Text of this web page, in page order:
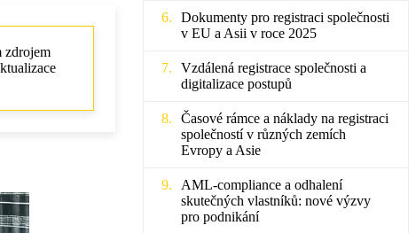
zdrojem
Dokumenty pro registraci společnosti
v EU a Asii v roce 2025
Vzdálená registrace společnosti a
digitalizace postupů
Časové rámce a náklady na registraci
společností v různých zemích
Evropy a Asie
AML-compliance a odhalení
skutečných vlastníků: nové výzvy
pro podnikání